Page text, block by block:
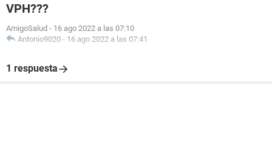
VPH???
AmigoSalud - 16 ago 2022 a las 07:10
Antonio9020 - 16 ago 2022 a las 07:41
1 respuesta